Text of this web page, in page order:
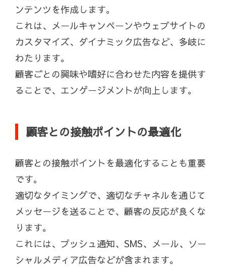
ンテンツを作成します。
これは、メールキャンペーンやウェブサイトの
カスタマイズ、ダイナミック広告など、多岐に
わたります。
顧客ごとの興味や嗜好に合わせた内容を提供す
ることで、エンゲージメントが向上します。
顧客との接触ポイントの最適化
顧客との接触ポイントを最適化することも重要
です。
適切なタイミングで、適切なチャネルを通じて
メッセージを送ることで、顧客の反応が良くな
ります。
これには、プッシュ通知、SMS、メール、ソー
シャルメディア広告などが含まれます。